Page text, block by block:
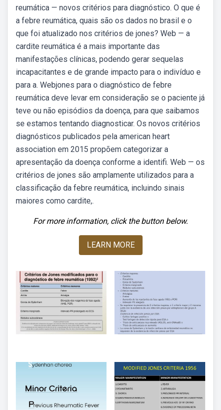
reumática — novos critérios para diagnóstico. O que é
a febre reumática, quais são os dados no brasil e o
que foi atualizado nos critérios de jones? Web — a
cardite reumática é a mais importante das
manifestações clínicas, podendo gerar sequelas
incapacitantes e de grande impacto para o indivíduo e
para a. Webjones para o diagnóstico de febre
reumática deve levar em consideração se o paciente já
teve ou não episódios da doença, para que saibamos
se estamos tentando diagnosticar. Os novos critérios
diagnósticos publicados pela american heart
association em 2015 propõem categorizar a
apresentação da doença conforme a identifi. Web — os
critérios de jones são amplamente utilizados para a
classificação da febre reumática, incluindo sinais
maiores como cardite,.
For more information, click the button below.
LEARN MORE